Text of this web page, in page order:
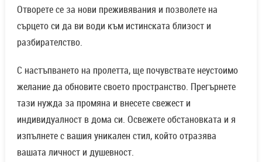
Отворете се за нови преживявания и позволете на
сърцето си да ви води към истинската близост и
разбирателство.
С настъпването на пролетта, ще почувствате неустоимо
желание да обновите своето пространство. Прегърнете
тази нужда за промяна и внесете свежест и
индивидуалност в дома си. Освежете обстановката и я
изпълнете с вашия уникален стил, който отразява
вашата личност и душевност.